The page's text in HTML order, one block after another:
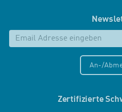
An-/
Zertifizierte